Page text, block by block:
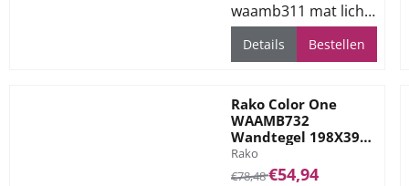
waamb311 mat licht
beige bruin
19.8x39.8cm.
Details Bestellen
Rako Color One
WAAMB732
Wandtegel 198X398
Black 7mm Mat
Merk:
Rako
Van 78,48 voor 54,94
€78,48€54,94